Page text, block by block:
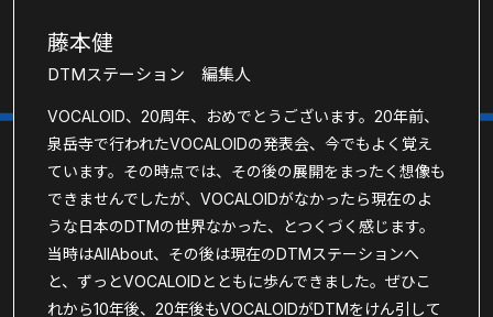
藤本健
DTMステーション 編集人
VOCALOID、20周年、おめでとうございます。20年前、
泉岳寺で行われたVOCALOIDの発表会、今でもよく覚え
ています。その時点では、その後の展開をまったく想像も
できませんでしたが、VOCALOIDがなかったら現在のよ
うな日本のDTMの世界なかった、とつくづく感じます。
当時はAllAbout、その後は現在のDTMステーションへ
と、ずっとVOCALOIDとともに歩んできました。ぜひこ
れから10年後、20年後もVOCALOIDがDTMをけん引して